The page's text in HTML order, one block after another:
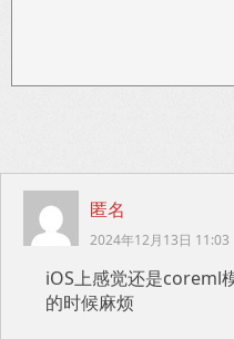
匿名
2024年12月13日 11:03
iOS上感觉还是coreml
的时候麻烦